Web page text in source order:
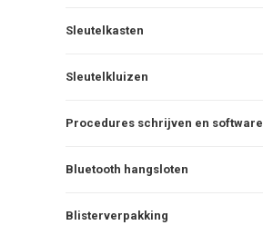
Sleutelkasten
Sleutelkluizen
Procedures schrijven en software
Bluetooth hangsloten
Blisterverpakking